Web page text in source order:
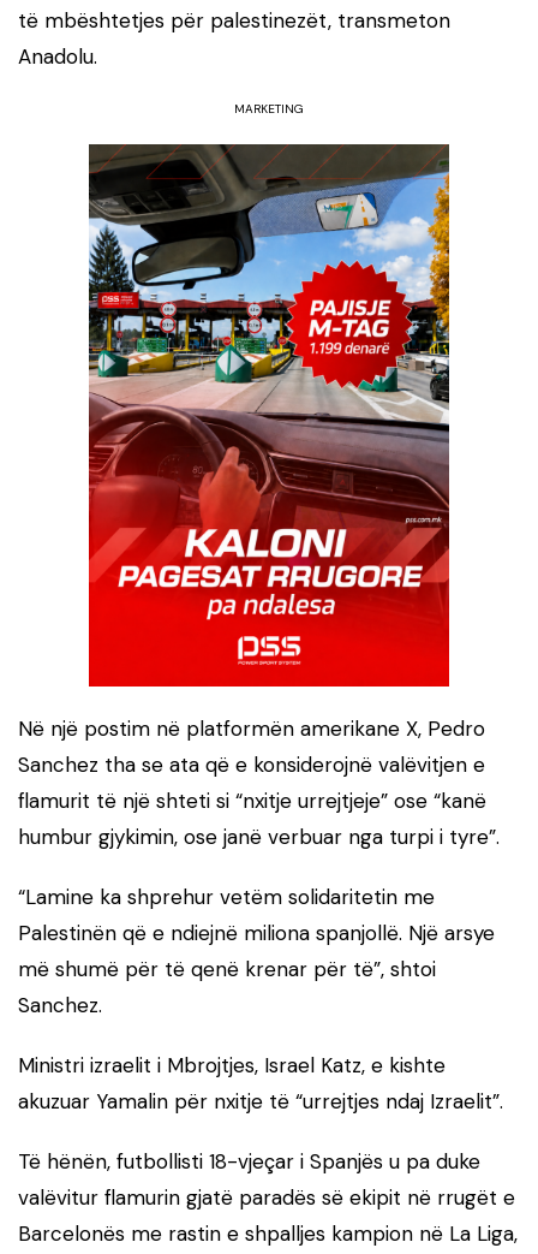
të mbështetjes për palestinezët, transmeton
Anadolu.
MARKETING
Në një postim në platformën amerikane X, Pedro
Sanchez tha se ata që e konsiderojnë valëvitjen e
flamurit të një shteti si “nxitje urrejtjeje” ose “kanë
humbur gjykimin, ose janë verbuar nga turpi i tyre”.
“Lamine ka shprehur vetëm solidaritetin me
Palestinën që e ndiejnë miliona spanjollë. Një arsye
më shumë për të qenë krenar për të”, shtoi
Sanchez.
Ministri izraelit i Mbrojtjes, Israel Katz, e kishte
akuzuar Yamalin për nxitje të “urrejtjes ndaj Izraelit”.
Të hënën, futbollisti 18-vjeçar i Spanjës u pa duke
valëvitur flamurin gjatë paradës së ekipit në rrugët e
Barcelonës me rastin e shpalljes kampion në La Liga,